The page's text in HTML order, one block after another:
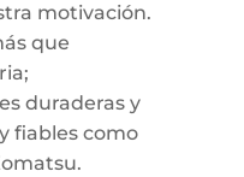
motivación.
que
duraderas y
fiables como